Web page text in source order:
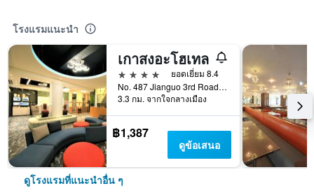
โรงแรมแนะนำ
เกาสงอะโฮเทล
4 ดาว
ยอดเยี่ยม 8.4
No. 487 Jianguo 3rd Road, เกาสง, ไต้หวัน
3.3 กม. จากใจกลางเมือง
฿1,387
ดูข้อเสนอ
ดูโรงแรมที่แนะนำอื่น ๆ